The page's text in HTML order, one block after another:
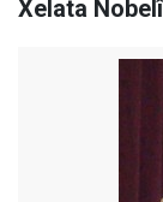
Xelata